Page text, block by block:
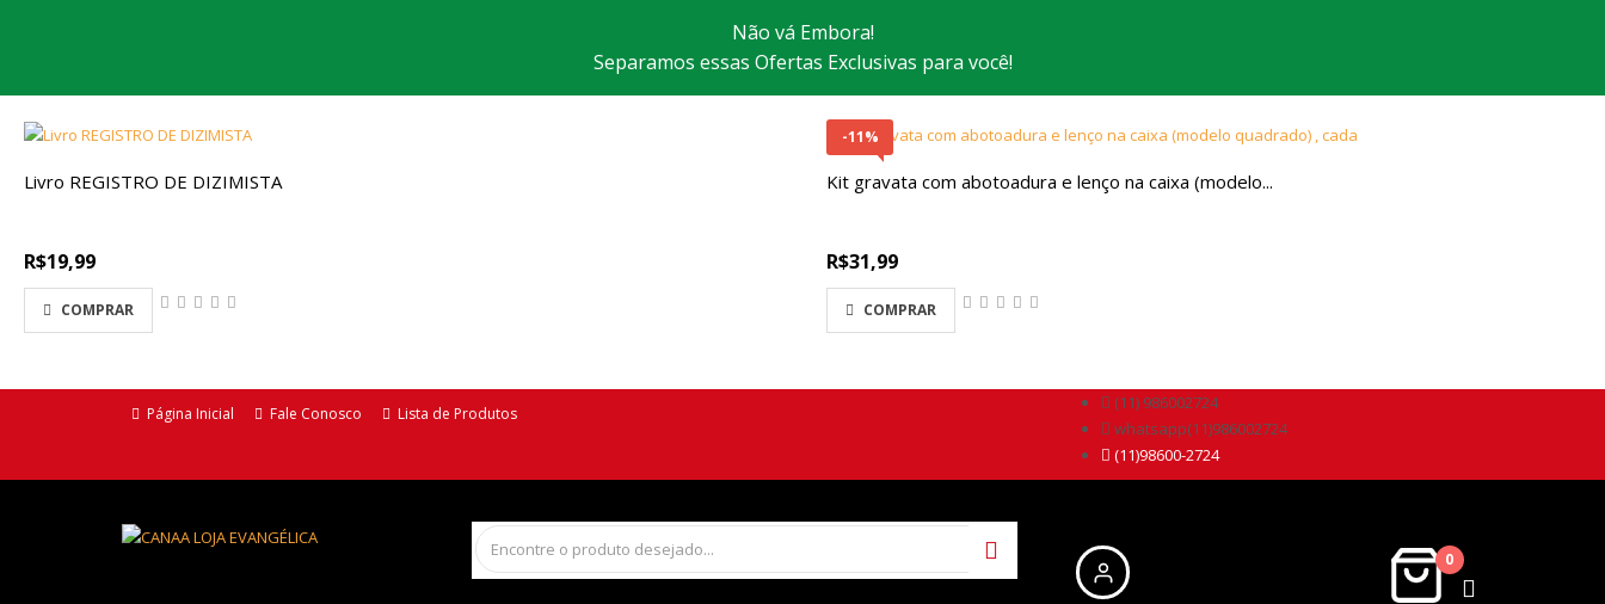
Não vá Embora!
Separamos essas Ofertas Exclusivas para você!
Livro REGISTRO DE DIZIMISTA
R$19,99
COMPRAR
-11%
Kit gravata com abotoadura e lenço na caixa (modelo...
R$31,99
COMPRAR
Página Inicial Fale Conosco Lista de Produtos
(11) 986002724
whatsapp(11)986002724
(11)98600-2724
0